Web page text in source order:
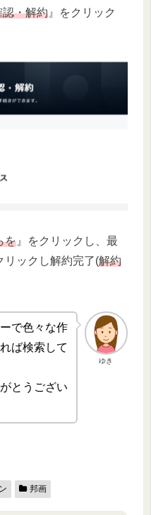
認・解約 』をクリック
を 』をクリックし、最
リックし解約完了(解約
ゆき
で色々な作
ば検索して
とうござい
邦画